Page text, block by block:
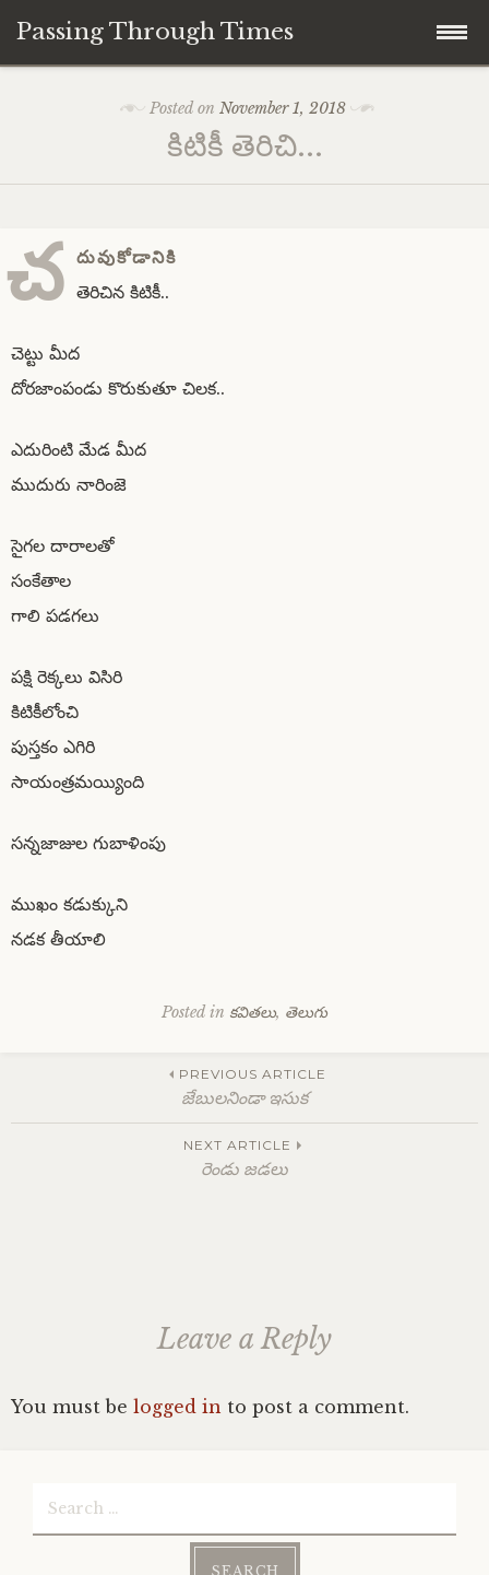
Passing Through Times
Posted onNovember 1, 2018
కిటికీ తెరిచి…
చ దువుకోడానికి
తెరిచిన కిటికీ..
చెట్టు మీద
దోరజాంపండు కొరుకుతూ చిలక..
ఎదురింటి మేడ మీద
ముదురు నారింజె
సైగల దారాలతో
సంకేతాల
గాలి పడగలు
పక్షి రెక్కలు విసిరి
కిటికీలోంచి
పుస్తకం ఎగిరి
సాయంత్రమయ్యింది
సన్నజాజుల గుబాళింపు
ముఖం కడుక్కుని
నడక తీయాలి
Posted in కవితలు, తెలుగు
navigation
PREVIOUS ARTICLE
జేబులనిండా ఇసుక
NEXT ARTICLE
రెండు జడలు
Leave a Reply
You must be logged in to post a comment.